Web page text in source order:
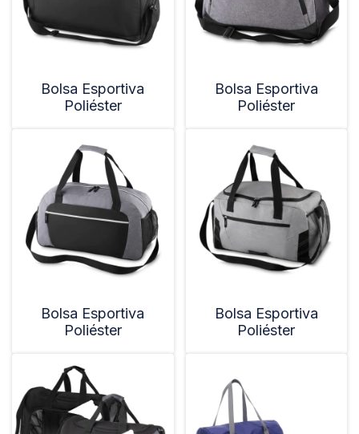
Bolsa Esportiva
Poliéster
Bolsa Esportiva
Poliéster
Bolsa Esportiva
Poliéster
Bolsa Esportiva
Poliéster